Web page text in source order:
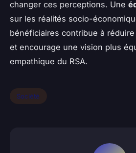
changer ces perceptions. Une
sur les réalités socio-
bénéficiaires contribue à
et encourage une vision plus
empathique du RSA.
Société